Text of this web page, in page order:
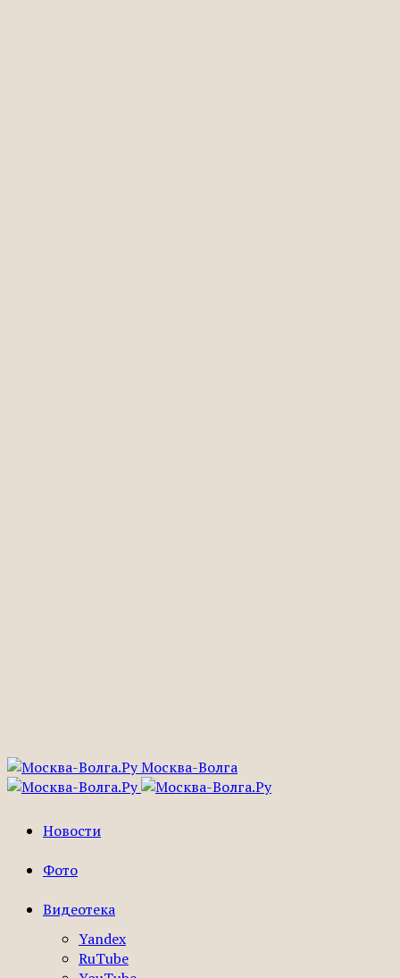
Москва-Волга
Новости
Фото
Видеотека
Yandex
RuTube